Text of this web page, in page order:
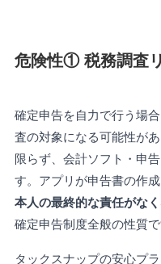
危険性① 税務調査
確定申告を自力で行う場
査の対象になる可能性が
限らず、会計ソフト・申
す。アプリが申告書の作
本人の最終的な責任がな
確定申告制度全般の性質で
タックスナップの安心プ